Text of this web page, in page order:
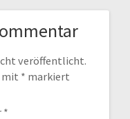
veröffentlicht.
mit * markiert
*